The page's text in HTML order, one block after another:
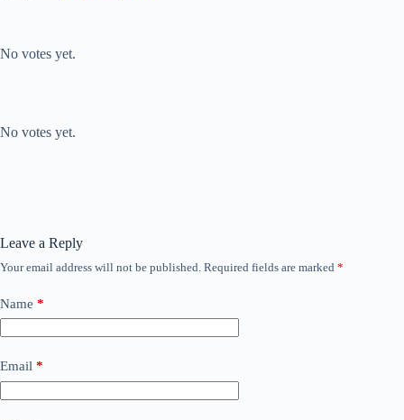
No votes yet.
No votes yet.
Leave a Reply
Your email address will not be published. Required fields are marked *
Name *
Email *